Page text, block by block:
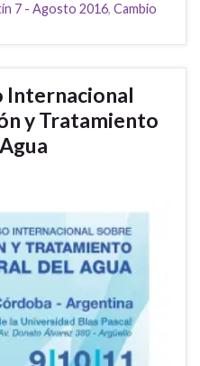
7 - Agosto 2016, Cambio
Internacional
y Tratamiento